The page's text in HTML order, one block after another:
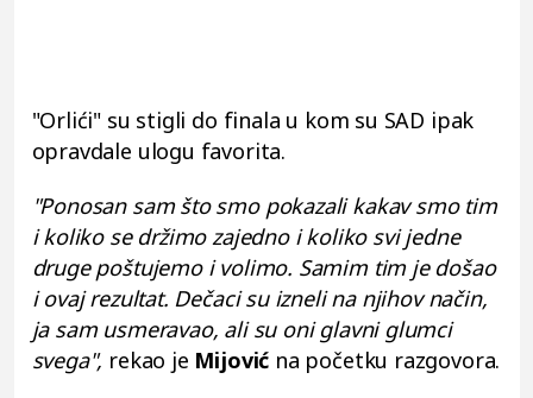
"Orlići" su stigli do finala u kom su SAD ipak
opravdale ulogu favorita.
"Ponosan sam što smo pokazali kakav smo tim
i koliko se držimo zajedno i koliko svi jedne
druge poštujemo i volimo. Samim tim je došao
i ovaj rezultat. Dečaci su izneli na njihov način,
ja sam usmeravao, ali su oni glavni glumci
svega", rekao je Mijović na početku razgovora.